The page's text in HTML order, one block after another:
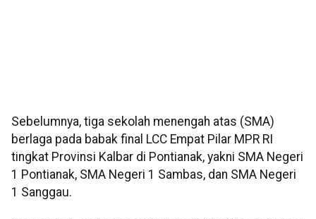
Sebelumnya, tiga sekolah menengah atas (SMA)
berlaga pada babak final LCC Empat Pilar MPR RI
tingkat Provinsi Kalbar di Pontianak, yakni SMA Negeri
1 Pontianak, SMA Negeri 1 Sambas, dan SMA Negeri
1 Sanggau.